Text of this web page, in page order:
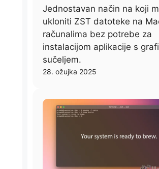
Jednostavan način na koji
ukloniti ZST datoteke na
računalima bez potrebe za
instalacijom aplikacije s
sučeljem.
28. ožujka 2025